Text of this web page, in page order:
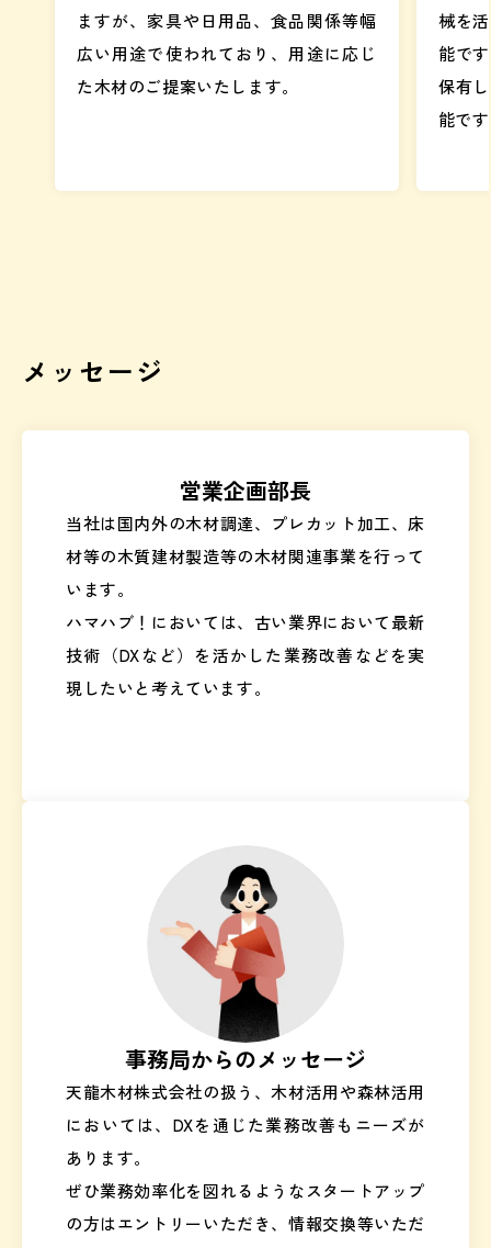
ますが、家具や日用品、食品関係等幅
広い用途で使われており、用途に応じ
た木材のご提案いたします。
械を
能で
保有
能で
メッセージ
営業企画部長
当社は国内外の木材調達、プレカット加工、床
材等の木質建材製造等の木材関連事業を行って
います。
ハマハブ！においては、古い業界において最新
技術（DXなど）を活かした業務改善などを実
現したいと考えています。
事務局からのメッセージ
天龍木材株式会社の扱う、木材活用や森林活用
においては、DXを通じた業務改善もニーズが
あります。
ぜひ業務効率化を図れるようなスタートアップ
の方はエントリーいただき、情報交換等いただ